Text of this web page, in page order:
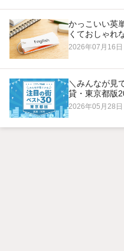
かっこいい英
くておしゃれ
2026年07月16日
＼みんなが見
貸・東京都版
2026年05月28日